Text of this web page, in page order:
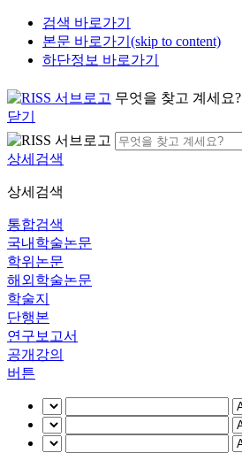
검색 바로가기
본문 바로가기(skip to content)
하단정보 바로가기
무엇을 찾고 계세요?
닫기
상세검색
상세검색
통합검색
국내학술논문
학위논문
해외학술논문
학술지
단행본
연구보고서
공개강의
버튼